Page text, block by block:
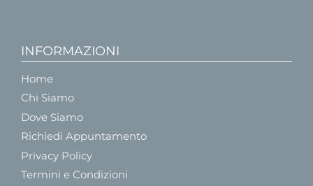
INFORMAZIONI
Home
Chi Siamo
Dove Siamo
Richiedi Appuntamento
Privacy Policy
Termini e Condizioni